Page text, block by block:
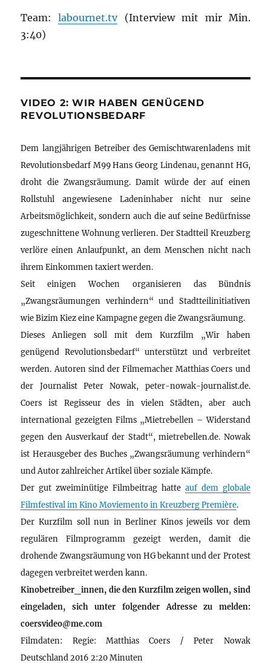
Team:labournet.tv(Interview mit mir Min.
3:40)
VIDEO 2: WIR HABEN GENÜGEND
REVOLUTIONSBEDARF
Dem langjährigen Betreiber des Gemischtwarenladens mit
Revolutionsbedarf M99 Hans Georg Lindenau, genannt HG,
droht die Zwangsräumung. Damit würde der auf einen
Rollstuhl angewiesene Ladeninhaber nicht nur seine
Arbeitsmöglichkeit, sondern auch die auf seine Bedürfnisse
zugeschnittene Wohnung verlieren. Der Stadtteil Kreuzberg
verlöre einen Anlaufpunkt, an dem Menschen nicht nach
ihrem Einkommen taxiert werden.
Seit einigen Wochen organisieren das Bündnis
„Zwangsräumungen verhindern“ und Stadtteilinitiativen
wie Bizim Kiez eine Kampagne gegen die Zwangsräumung.
Dieses Anliegen soll mit dem Kurzfilm „Wir haben
genügend Revolutionsbedarf“ unterstützt und verbreitet
werden. Autoren sind der Filmemacher Matthias Coers und
der Journalist Peter Nowak, peter-nowak-journalist.de.
Coers ist Regisseur des in vielen Städten, aber auch
international gezeigten Films „Mietrebellen – Widerstand
gegen den Ausverkauf der Stadt“, mietrebellen.de. Nowak
ist Herausgeber des Buches „Zwangsräumung verhindern“
und Autor zahlreicher Artikel über soziale Kämpfe.
Der gut zweiminütige Filmbeitrag hatte auf dem globale
Filmfestival im Kino Moviemento in Kreuzberg Première.
Der Kurzfilm soll nun in Berliner Kinos jeweils vor dem
regulären Filmprogramm gezeigt werden, damit die
drohende Zwangsräumung von HG bekannt und der Protest
dagegen verbreitet werden kann.
Kinobetreiber_innen, die den Kurzfilm zeigen wollen, sind
eingeladen, sich unter folgender Adresse zu melden:
coersvideo@me.com
Filmdaten: Regie: Matthias Coers / Peter Nowak
Deutschland 2016 2:20 Minuten